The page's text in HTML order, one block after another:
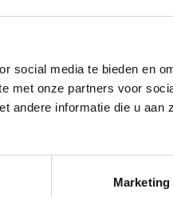
social media te bieden en
met onze partners voor
andere informatie die u aan
Marketing
Lucia
Op